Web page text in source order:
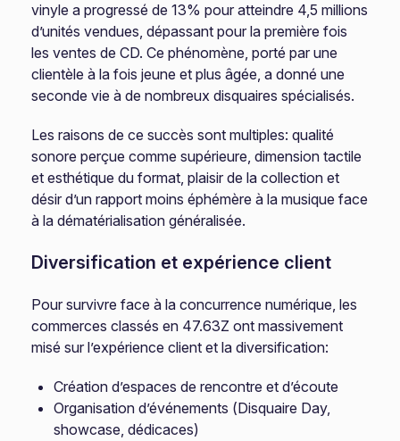
vinyle a progressé de 13% pour atteindre 4,5 millions
d’unités vendues, dépassant pour la première fois
les ventes de CD. Ce phénomène, porté par une
clientèle à la fois jeune et plus âgée, a donné une
seconde vie à de nombreux disquaires spécialisés.
Les raisons de ce succès sont multiples: qualité
sonore perçue comme supérieure, dimension tactile
et esthétique du format, plaisir de la collection et
désir d’un rapport moins éphémère à la musique face
à la dématérialisation généralisée.
Diversification et expérience client
Pour survivre face à la concurrence numérique, les
commerces classés en 47.63Z ont massivement
misé sur l’expérience client et la diversification:
Création d’espaces de rencontre et d’écoute
Organisation d’événements (Disquaire Day,
showcase, dédicaces)